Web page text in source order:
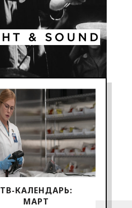
ТВ-КАЛЕНДАРЬ:
МАРТ